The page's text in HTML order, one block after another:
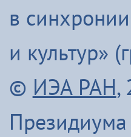
в
и культур»
© ИЭА РАН,